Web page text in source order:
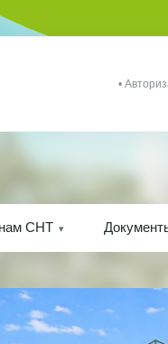
•
СНТ